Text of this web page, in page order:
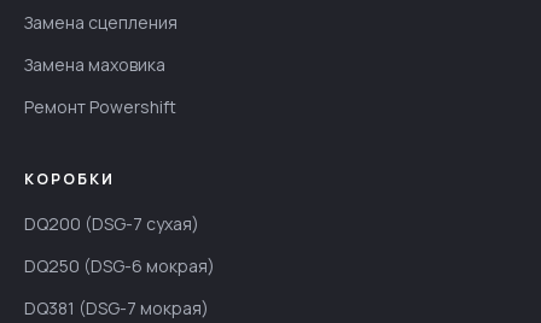
Замена сцепления
Замена маховика
Ремонт Powershift
КОРОБКИ
DQ200 (DSG-7 сухая)
DQ250 (DSG-6 мокрая)
DQ381 (DSG-7 мокрая)